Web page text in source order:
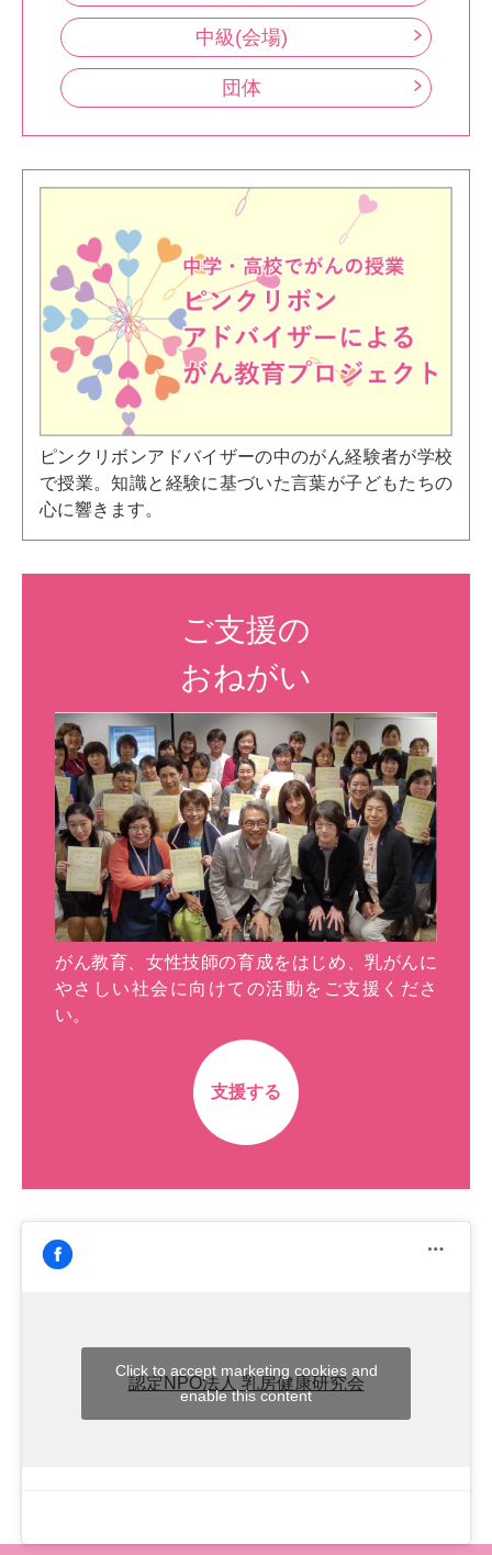
中級(会場)
団体
ピンクリボンアドバイザーの中のがん経験者が学校
で授業。知識と経験に基づいた言葉が子どもたちの
心に響きます。
ご支援の
おねがい
がん教育、女性技師の育成をはじめ、乳がんに
やさしい社会に向けての活動をご支援くださ
い。
支援する
認定NPO法人 乳房健康研究会
Click to accept marketing cookies and
enable this content